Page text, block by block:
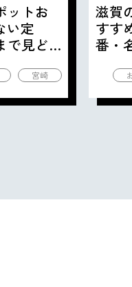
ットお
い定
で見ど
宮崎
滋賀
すす
番・